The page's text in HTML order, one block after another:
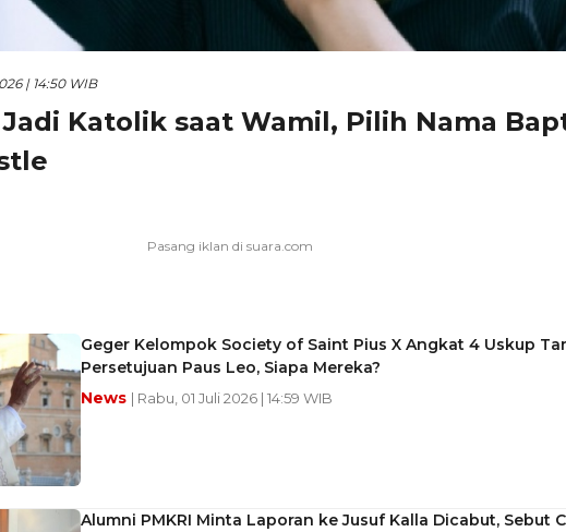
| 14:50 WIB
Jadi Katolik saat Wamil, Pilih Nama
Geger Kelompok Society of Saint Pius X Angkat 4 Uskup
Persetujuan Paus Leo, Siapa Mereka?
News | Rabu, 01 Juli 2026 | 14:59 WIB
Alumni PMKRI Minta Laporan ke Jusuf Kalla Dicabut, Sebut